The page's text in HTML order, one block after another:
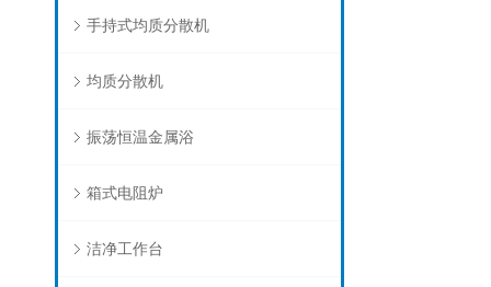
手持式均质分散机
均质分散机
振荡恒温金属浴
箱式电阻炉
洁净工作台